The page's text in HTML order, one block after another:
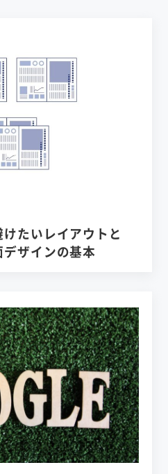
たいレイアウトと
ザインの基本